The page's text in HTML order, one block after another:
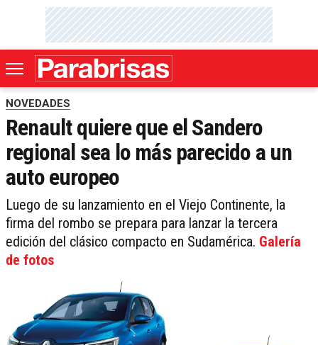
NOVEDADES
Renault quiere que el Sandero
regional sea lo más parecido a un
auto europeo
Luego de su lanzamiento en el Viejo Continente, la
firma del rombo se prepara para lanzar la tercera
edición del clásico compacto en Sudamérica. Galería
de fotos